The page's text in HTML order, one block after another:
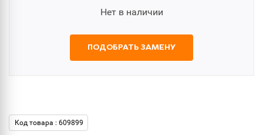
Нет в наличии
ПОДОБРАТЬ ЗАМЕНУ
Код товара : 609899